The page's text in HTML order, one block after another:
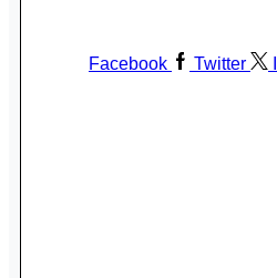
Facebook Twitter